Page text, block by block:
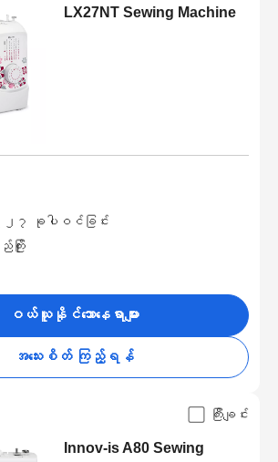
LX27NT Sewing Machine
၂၇ ခုပါဝင်ခြင်း
ကြိုး
ဝယ်ယူနိုင်သောနေရာများ
အသေးစိတ် ကြည့်ရန်
ကြီးချင်း
Innov-is A80 Sewing